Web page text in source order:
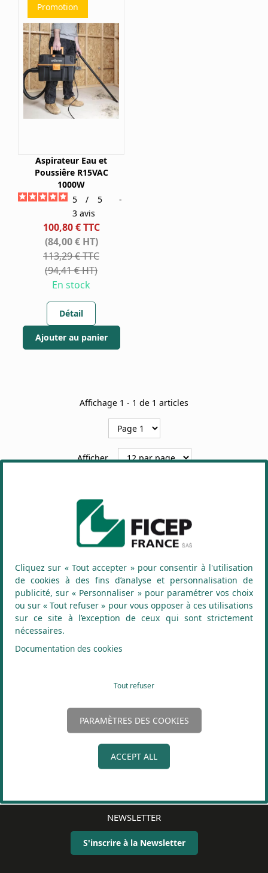
Cliquez sur « Tout accepter » pour consentir à l'utilisation
de cookies à des fins d’analyse et personnalisation de
publicité, sur « Personnaliser » pour paramétrer vos choix
ou sur « Tout refuser » pour vous opposer à ces utilisations
sur ce site à l’exception de ceux qui sont strictement
nécessaires.
Documentation des cookies
PARAMÈTRES DES COOKIES
Tout refuser
ACCEPT ALL
Promotion
Aspirateur Eau et
Poussiêre R15VAC
1000W
5
/ 5
-
3 avis
100,80 € TTC
(84,00 € HT)
113,29 € TTC
(94,41 € HT)
En stock
Détail
Ajouter au panier
Affichage 1 - 1 de 1 articles
Afficher
PAIEMENT 100% SÉCURISÉ
Mastercard, CB, VISA / Paiement 3x sans frais
LIVRAISON RAPIDE
Livraison Rapide en 48H
CONTACTEZ-NOUS
contact@ficep-france.fr
LIVRAISON GRATUITE
Chez vous et en Point Relais
NEWSLETTER
S'inscrire à la Newsletter